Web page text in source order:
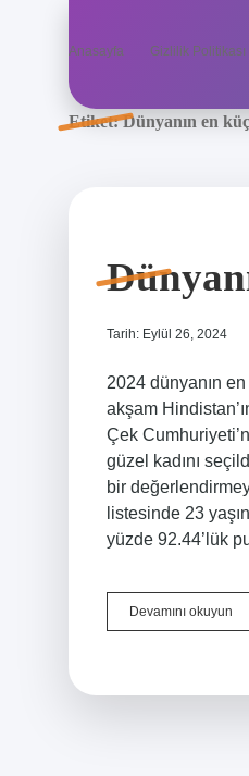
Anasayfa Gizlilik Politikası
Etiket:Dünyanın en
Tarih: Eylül 26, 2024
2024 dünyanın
akşam
Çek
güzel kadını
bir
listesinde 23
yüzde 92.44’lük
Devamını okuyun
En